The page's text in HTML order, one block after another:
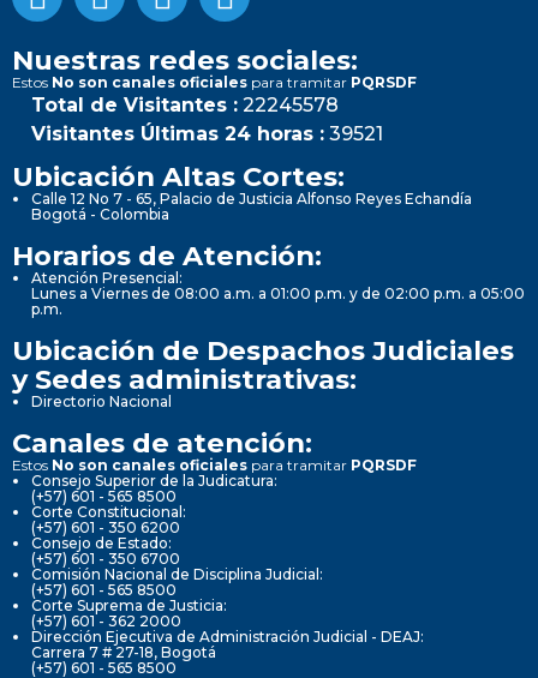
Nuestras redes sociales:
Estos No son canales oficiales para tramitar PQRSDF
Total de Visitantes : 22245578
Visitantes Últimas 24 horas : 39521
Ubicación Altas Cortes:
Calle 12 No 7 - 65, Palacio de Justicia Alfonso Reyes Echandía
Bogotá - Colombia
Horarios de Atención:
Atención Presencial:
Lunes a Viernes de 08:00 a.m. a 01:00 p.m. y de 02:00 p.m. a 05:00
p.m.
Ubicación de Despachos Judiciales
y Sedes administrativas:
Directorio Nacional
Canales de atención:
Estos No son canales oficiales para tramitar PQRSDF
Consejo Superior de la Judicatura:
(+57) 601 - 565 8500
Corte Constitucional:
(+57) 601 - 350 6200
Consejo de Estado:
(+57) 601 - 350 6700
Comisión Nacional de Disciplina Judicial:
(+57) 601 - 565 8500
Corte Suprema de Justicia:
(+57) 601 - 362 2000
Dirección Ejecutiva de Administración Judicial - DEAJ:
Carrera 7 # 27-18, Bogotá
(+57) 601 - 565 8500